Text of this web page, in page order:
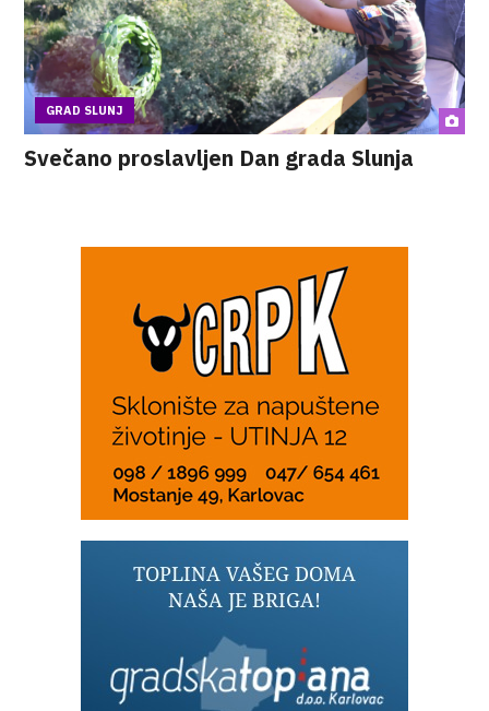
GRAD SLUNJ
Svečano proslavljen Dan grada Slunja